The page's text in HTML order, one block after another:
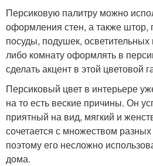
Персиковую палитру можно
оформления стен, а также штор,
посуды, подушек,
либо комнату оформлять в
сделать акцент в этой цветовой
Персиковый цвет в интерьере
на то есть веские причины. Он
приятный на вид, мягкий и
сочетается с множеством разных
поэтому его несложно
дома.